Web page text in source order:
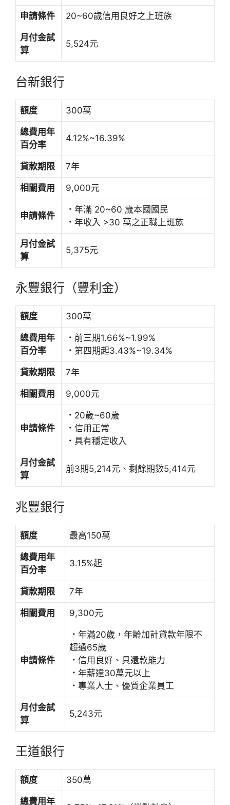
申請條件 20~60歲信用良好之上班族
月付金試
算
5,524元
台新銀行
額度 300萬
總費用年
百分率
4.12%~16.39%
貸款期限 7年
相關費用 9,000元
申請條件
． 年滿 20~60 歲本國國民
． 年收入 >30 萬之正職上班族
月付金試
算
5,375元
永豐銀行（豐利金）
額度 300萬
總費用年
百分率
． 前三期1.66%~1.99%
． 第四期起3.43%~19.34%
貸款期限 7年
相關費用 9,000元
申請條件
． 20歲~60歲
． 信用正常
． 具有穩定收入
月付金試
算
前3期5,214元、剩餘期數5,414元
兆豐銀行
額度 最高150萬
總費用年
百分率
3.15%起
貸款期限 7年
相關費用 9,300元
申請條件
． 年滿20歲，年齡加計貸款年限不
超過65歲
． 信用良好、具還款能力
． 年薪達30萬元以上
． 專業人士、優質企業員工
月付金試
算
5,243元
王道銀行
額度 350萬
總費用年